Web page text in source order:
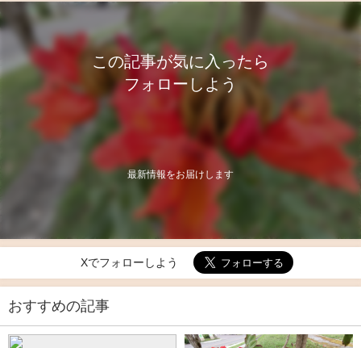
この記事が気に入ったら
フォローしよう
最新情報をお届けします
Xでフォローしよう
おすすめの記事